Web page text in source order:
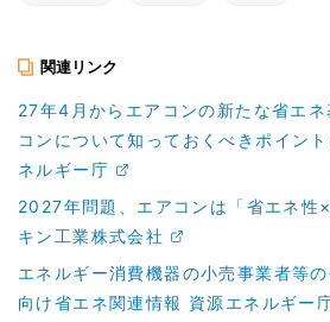
関連リンク
27年4月からエアコンの新たな省エ
コンについて知っておくべきポイン
ネルギー庁
2027年問題、エアコンは「省エネ性
キン工業株式会社
エネルギー消費機器の小売事業者等
向け省エネ関連情報 資源エネルギー